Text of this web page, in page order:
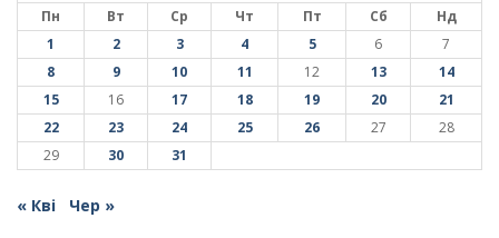
Пн Вт Ср Чт Пт Сб
Нд
1
2 3 4 5 6
7
8
9 10 11 12 13
14
15
16 17 18 19 20
21
22
23 24 25 26 27
28
29
30 31
« Кві Чер »